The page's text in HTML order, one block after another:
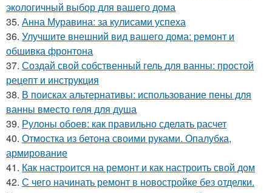
экологичный выбор для вашего дома
35. Анна Муравина: за кулисами успеха
36. Улучшите внешний вид вашего дома: ремонт и
обшивка фронтона
37. Создай свой собственный гель для ванны: простой
рецепт и инструкция
38. В поисках альтернативы: использование пены для
ванны вместо геля для душа
39. Рулоны обоев: как правильно сделать расчет
40. Отмостка из бетона своими руками. Опалубка,
армирование
41. Как настроится на ремонт и как настроить свой дом
42. С чего начинать ремонт в новостройке без отделки.